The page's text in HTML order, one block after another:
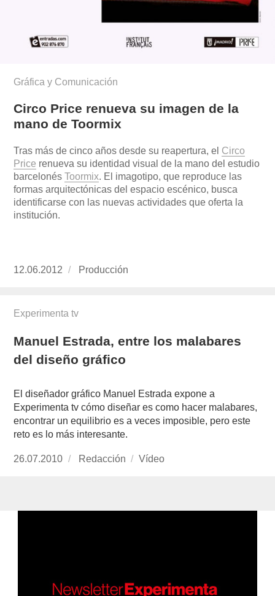
Gráfica y Comunicación
Circo Price renueva su imagen de la
mano de Toormix
Tras más de cinco años desde su reapertura, el Circo
Price renueva su identidad visual de la mano del estudio
barcelonésToormix. El imagotipo, que reproduce las
formas arquitectónicas del espacio escénico, busca
identificarse con las nuevas actividades que oferta la
institución.
Publicado
12.06.2012 https://www.experimenta.es/author/
Producción
Experimenta tv
Manuel Estrada, entre los malabares
del diseño gráfico
El diseñador gráfico Manuel Estrada expone a
Experimenta tv cómo diseñar es como hacer malabares,
encontrar un equilibrio es a veces imposible, pero este
reto es lo más interesante.
Publicado
26.07.2010 https://www.experimenta.es/author/redaccion/
Redacción Formato
Vídeo